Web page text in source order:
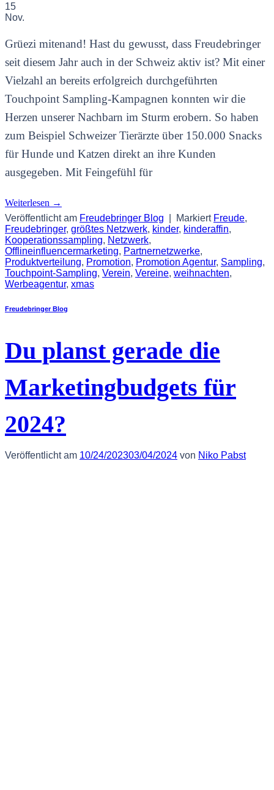
15
Nov.
Grüezi mitenand! Hast du gewusst, dass Freudebringer
seit diesem Jahr auch in der Schweiz aktiv ist? Mit einer
Vielzahl an bereits erfolgreich durchgeführten
Touchpoint Sampling-Kampagnen konnten wir die
Herzen unserer Nachbarn im Sturm erobern. So haben
zum Beispiel Schweizer Tierärzte über 150.000 Snacks
für Hunde und Katzen direkt an ihre Kunden
ausgegeben. Mit Feingefühl für
Weiterlesen →
Veröffentlicht am Freudebringer Blog Markiert Freude,
Freudebringer, größtes Netzwerk, kinder, kinderaffin,
Kooperationssampling, Netzwerk,
Offlineinfluencermarketing, Partnernetzwerke,
Produktverteilung, Promotion, Promotion Agentur, Sampling,
Touchpoint-Sampling, Verein, Vereine, weihnachten,
Werbeagentur, xmas
Freudebringer Blog
Du planst gerade die
Marketingbudgets für
2024?
Veröffentlicht am 10/24/202303/04/2024 von Niko Pabst